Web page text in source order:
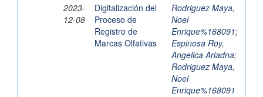
2023-
12-08
Digitalización del
Proceso de
Registro de
Marcas Olfativas
Rodriguez Maya,
Noel
Enrique%168091;
Espinosa Roy,
Angelica Ariadna;
Rodriguez Maya,
Noel
Enrique%168091